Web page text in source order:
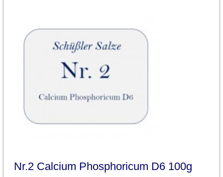
Nr.2 Calcium Phosphoricum D6 100g